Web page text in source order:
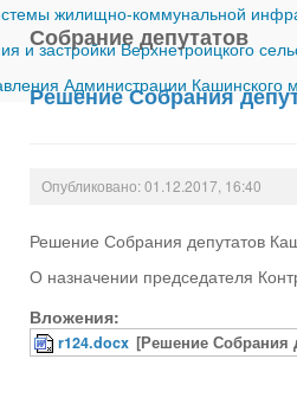
жилищно-коммунальной
и застройки Верхнетроицкого
Администрации Кашинского
Собрание депутатов
Решение Собрания
Опубликовано: 01.12.2017, 16:40
Решение Собрания депутатов
О назначении председателя
Вложения:
r124.docx [Решение Собрания